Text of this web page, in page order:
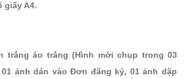
giấy A4.
trắng áo trắng (Hình mới chụp trong 03
ảnh dán vào Đơn đăng ký, 01 ảnh dập